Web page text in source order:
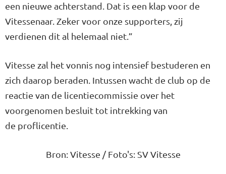
een nieuwe achterstand. Dat is een klap voor de
Vitessenaar. Zeker voor onze supporters, zij
verdienen dit al helemaal niet.”
Vitesse zal het vonnis nog intensief bestuderen en
zich daarop beraden. Intussen wacht de club op de
reactie van de licentiecommissie over het
voorgenomen besluit tot intrekking van
de proflicentie.
Bron: Vitesse / Foto's: SV Vitesse